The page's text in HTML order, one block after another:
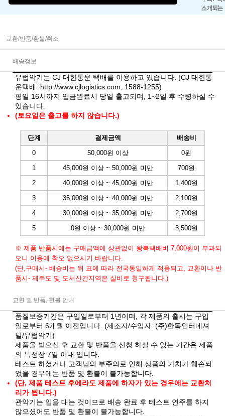
교환/반품/환불/취소
배송정보
유럽악기는 CJ 대한통운 택배를 이용하고 있습니다. (CJ 대한통
운택배: http://www.cjlogistics.com , 1588-1255)
평일 16시까지 입금완료시 당일 출고되며, 1~2일 후 수령하실 수
있습니다.
(토요일은 출고를 하지 않습니다.)
단계 결제금액
배송비
0
50,000원 이상
0원
1
45,000원 이상 ~ 50,000원 미만
700원
2
40,000원 이상 ~ 45,000원 미만
1,400원
3
35,000원 이상 ~ 40,000원 미만
2,100원
4
30,000원 이상 ~ 35,000원 미만
2,700원
5
0원 이상 ~ 30,000원 미만 3,500원
※ 제품 반품시에는 구매금액에 상관없이 왕복택배비 7,000원이 부과되
오니 이용에 착오 없으시기 바랍니다.
(단,구매시- 배송비는 위 표에 따라 전국동일하게 적용되고, 교환이나 반
품시- 제주도 및 도서산간지역은 실비로 청구됩니다.)
교환 및 반품, 환불 안내
품질보증기간은 구입일로부터 1년이며, 각 제품의 출시는 구입
일로부터 6개월 이전입니다. (제조자/수입자: (주)한독인터네셔
널/유럽악기)
제품을 받으신 후 교환 및 반품을 신청 하실 수 있는 기간은 제품
의 특성상 7일 이내 입니다.
테스트 하셨거나 고객님의 부주의로 인해 상품의 가치가 훼손되
었을 경우에는 반품 및 환불이 불가능합니다.
(단, 제품 테스트 후에라도 제품에 하자가 있는 경우에는 교환처
리가 됩니다.)
관악기는 입을 대는 것이므로 배송 완료 후 테스트 연주를 하지
않으셨어도 반품 및 환불이 불가능합니다.